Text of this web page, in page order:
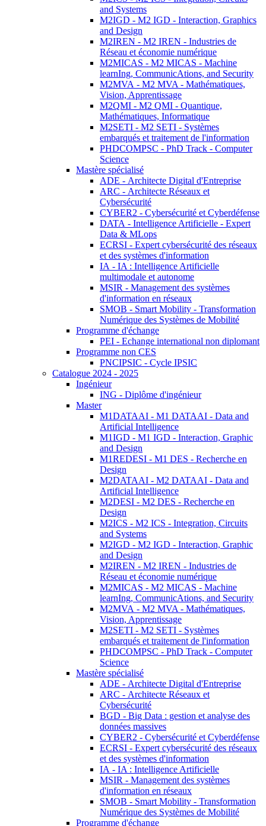
and Systems
M2IGD - M2 IGD - Interaction, Graphics
and Design
M2IREN - M2 IREN - Industries de
Réseau et économie numérique
M2MICAS - M2 MICAS - Machine
learnIng, CommunicAtions, and Security
M2MVA - M2 MVA - Mathématiques,
Vision, Apprentissage
M2QMI - M2 QMI - Quantique,
Mathématiques, Informatique
M2SETI - M2 SETI - Systèmes
embarqués et traitement de l'information
PHDCOMPSC - PhD Track - Computer
Science
Mastère spécialisé
ADE - Architecte Digital d'Entreprise
ARC - Architecte Réseaux et
Cybersécurité
CYBER2 - Cybersécurité et Cyberdéfense
DATA - Intelligence Artificielle - Expert
Data & MLops
ECRSI - Expert cybersécurité des réseaux
et des systèmes d'information
IA - IA : Intelligence Artificielle
multimodale et autonome
MSIR - Management des systèmes
d'information en réseaux
SMOB - Smart Mobility - Transformation
Numérique des Systèmes de Mobilité
Programme d'échange
PEI - Echange international non diplomant
Programme non CES
PNCIPSIC - Cycle IPSIC
Catalogue 2024 - 2025
Ingénieur
ING - Diplôme d'ingénieur
Master
M1DATAAI - M1 DATAAI - Data and
Artificial Intelligence
M1IGD - M1 IGD - Interaction, Graphic
and Design
M1REDESI - M1 DES - Recherche en
Design
M2DATAAI - M2 DATAAI - Data and
Artificial Intelligence
M2DESI - M2 DES - Recherche en
Design
M2ICS - M2 ICS - Integration, Circuits
and Systems
M2IGD - M2 IGD - Interaction, Graphic
and Design
M2IREN - M2 IREN - Industries de
Réseau et économie numérique
M2MICAS - M2 MICAS - Machine
learnIng, CommunicAtions, and Security
M2MVA - M2 MVA - Mathématiques,
Vision, Apprentissage
M2SETI - M2 SETI - Systèmes
embarqués et traitement de l'information
PHDCOMPSC - PhD Track - Computer
Science
Mastère spécialisé
ADE - Architecte Digital d'Entreprise
ARC - Architecte Réseaux et
Cybersécurité
BGD - Big Data : gestion et analyse des
données massives
CYBER2 - Cybersécurité et Cyberdéfense
ECRSI - Expert cybersécurité des réseaux
et des systèmes d'information
IA - IA : Intelligence Artificielle
MSIR - Management des systèmes
d'information en réseaux
SMOB - Smart Mobility - Transformation
Numérique des Systèmes de Mobilité
Programme d'échange